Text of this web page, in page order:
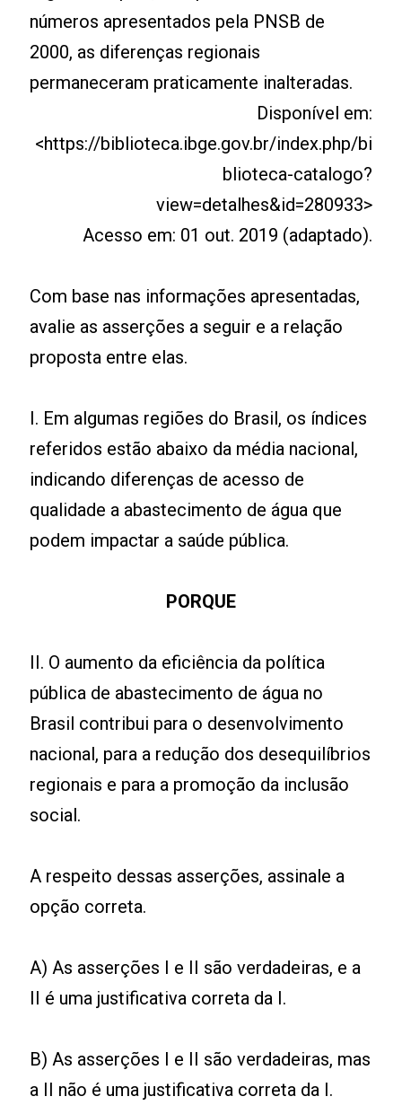
números apresentados pela PNSB de
2000, as diferenças regionais
permaneceram praticamente inalteradas.
Disponível em:
<https://biblioteca.ibge.gov.br/index.php/bi
blioteca-catalogo?
view=detalhes&id=280933>
Acesso em: 01 out. 2019 (adaptado).
Com base nas informações apresentadas,
avalie as asserções a seguir e a relação
proposta entre elas.
I. Em algumas regiões do Brasil, os índices
referidos estão abaixo da média nacional,
indicando diferenças de acesso de
qualidade a abastecimento de água que
podem impactar a saúde pública.
PORQUE
II. O aumento da eficiência da política
pública de abastecimento de água no
Brasil contribui para o desenvolvimento
nacional, para a redução dos desequilíbrios
regionais e para a promoção da inclusão
social.
A respeito dessas asserções, assinale a
opção correta.
A) As asserções I e II são verdadeiras, e a
II é uma justificativa correta da I.
B) As asserções I e II são verdadeiras, mas
a II não é uma justificativa correta da I.